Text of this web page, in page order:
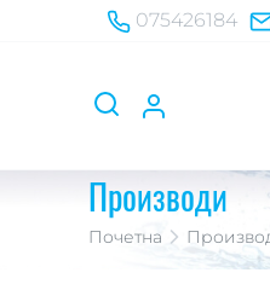
075426184
Производи
Почетна